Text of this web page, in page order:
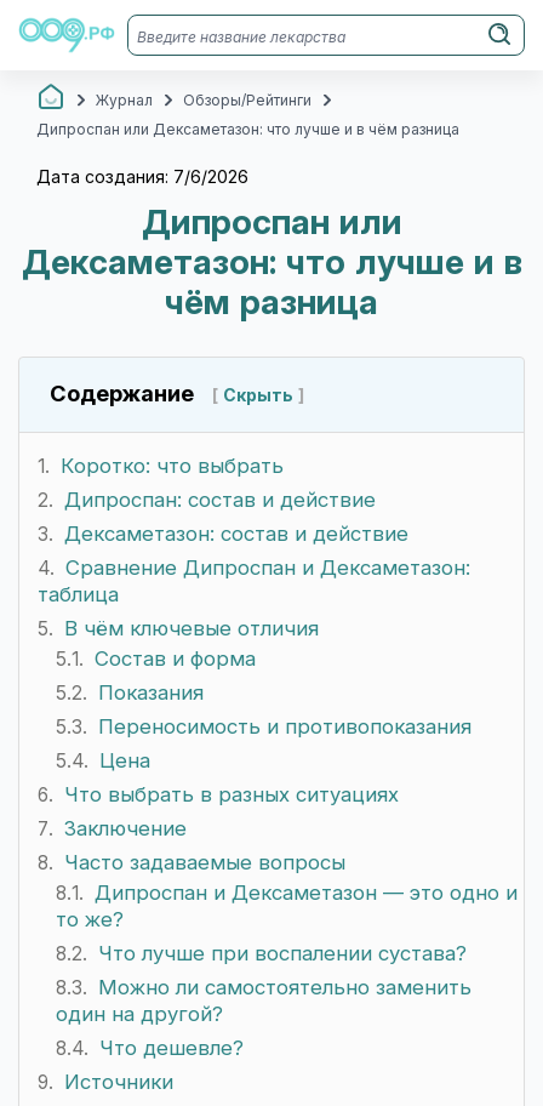
Журнал
Обзоры/Рейтинги
Дипроспан или Дексаметазон: что лучше и в чём разница
Дата создания: 7/6/2026
Дипроспан или
Дексаметазон: что лучше и в
чём разница
Содержание Скрыть
Коротко: что выбрать
Дипроспан: состав и действие
Дексаметазон: состав и действие
Сравнение Дипроспан и Дексаметазон:
таблица
В чём ключевые отличия
Состав и форма
Показания
Переносимость и противопоказания
Цена
Что выбрать в разных ситуациях
Заключение
Часто задаваемые вопросы
Дипроспан и Дексаметазон — это одно и
то же?
Что лучше при воспалении сустава?
Можно ли самостоятельно заменить
один на другой?
Что дешевле?
Источники